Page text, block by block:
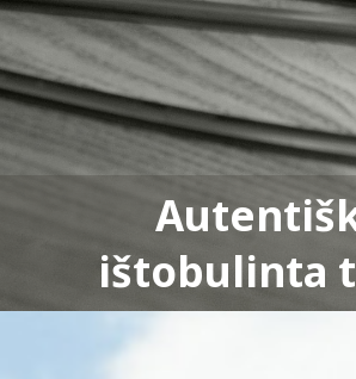
ištobulinta
dekoras Jūsų